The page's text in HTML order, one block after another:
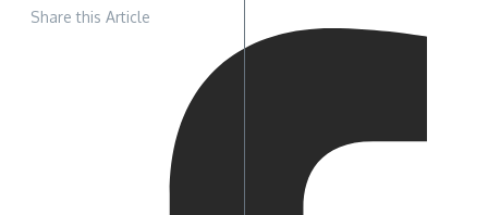
Share this Article